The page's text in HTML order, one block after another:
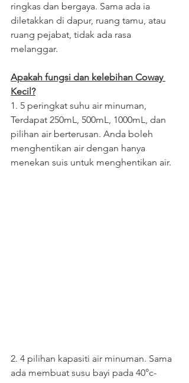
ringkas dan bergaya. Sama ada ia
diletakkan di dapur, ruang tamu, atau
ruang pejabat, tidak ada rasa
melanggar.
Apakah fungsi dan kelebihan Coway
Kecil?
1. 5 peringkat suhu air minuman,
Terdapat 250mL, 500mL, 1000mL, dan
pilihan air berterusan. Anda boleh
menghentikan air dengan hanya
menekan suis untuk menghentikan air.
2. 4 pilihan kapasiti air minuman. Sama
ada membuat susu bayi pada 40°c-